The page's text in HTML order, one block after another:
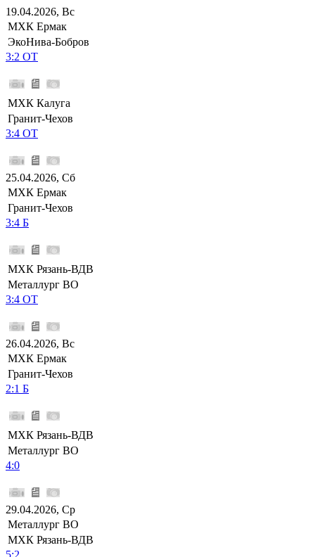
19.04.2026, Вс
МХК Ермак
ЭкоНива-Бобров
3:2 ОТ
МХК Калуга
Гранит-Чехов
3:4 ОТ
25.04.2026, Сб
МХК Ермак
Гранит-Чехов
3:4 Б
МХК Рязань-ВДВ
Металлург ВО
3:4 ОТ
26.04.2026, Вс
МХК Ермак
Гранит-Чехов
2:1 Б
МХК Рязань-ВДВ
Металлург ВО
4:0
29.04.2026, Ср
Металлург ВО
МХК Рязань-ВДВ
5:2